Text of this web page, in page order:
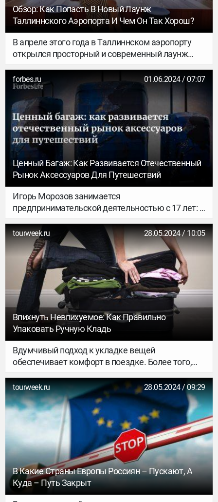
Обзор: Как Попасть В Новый Лаунж
Таллиннского Аэропорта И Чем Он Так Хорош?
В апреле этого года в Таллиннском аэропорту
открылся просторный и современный лаунж
LHV Lounge для тех, кто ценит покой и комфорт
во время ожидания рейса.
forbes.ru 01.06.2024 / 07:07
Ценный Багаж: Как Развивается Отечественный
Рынок Аксессуаров Для Путешествий
Игорь Морозов занимается
предпринимательской деятельностью с 17 лет: в
2004 году он зарегистрировался как ИП, чтобы
развивать собственную сеть магазинов
электроники «Мультизона». До 2014 года в
компании работали 60 человек в 18 офлайн-
точках и интернет-магазине. После жизни в
Китае Морозов вернулся в Россию, чтобы
запустить бренд Routemark.
tourweek.ru 28.05.2024 / 10:05
Впихнуть Невпихуемое: Как Правильно
Упаковать Ручную Кладь
Вдумчивый подход к укладке вещей
обеспечивает комфорт в поездке. Более того,
грамотный подбор ручной клади позволяет
сэкономить на провозе багажа…
tourweek.ru 28.05.2024 / 09:29
В Какие Страны Европы Россиян – Пускают, А
Куда – Путь Закрыт